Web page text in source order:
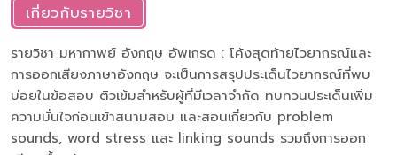
เกี่ยวกับรายวิชา
รายวิชา มหากาพย์ อังกฤษ อัพเกรด : โค้งสุดท้ายไวยากรณ์และ
การออกเสียงภาษาอังกฤษ จะเป็นการสรุปประเด็นไวยากรณ์ที่พบ
บ่อยในข้อสอบ ติวเข้มสำหรับผู้ที่มีเวลาจำกัด ทบทวนประเด็นเพิ่ม
ความมั่นใจก่อนเข้าสนามสอบ และสอนเกี่ยวกับ problem
sounds, word stress และ linking sounds รวมถึงการออก